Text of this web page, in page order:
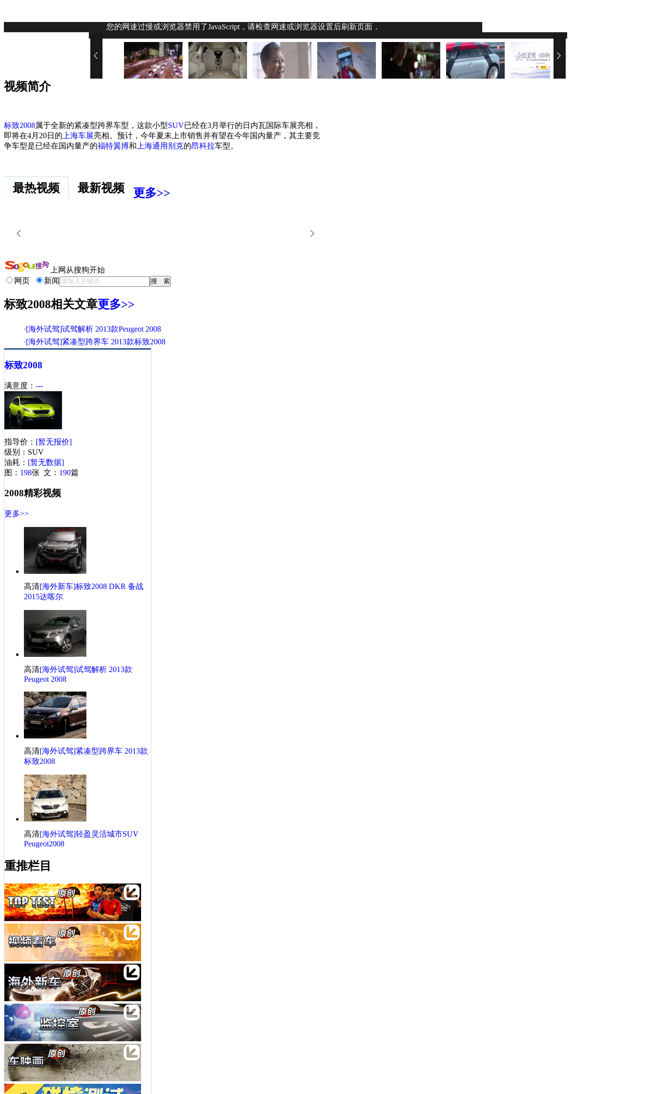
您的网速过慢或浏览器禁用了JavaScript，请检查网速或浏览器设置后刷新页面．
视频简介
标致2008属于全新的紧凑型跨界车型，这款小型SUV已经在3月举行的日内瓦国际车展亮相，
即将在4月20日的 上海车展亮相。预计，今年夏末上市销售并有望在今年国内量产，其主要竞
争车型是已经在国内量产的福特翼搏和 上海通用别克的昂科拉车型。
最热视频 最新视频 更多>>
上网从搜狗开始
网页
新闻
标致2008相关文章更多>>
·[海外试驾]试驾解析 2013款Peugeot 2008
·[海外试驾]紧凑型跨界车 2013款标致2008
·[海外试驾]快乐体现 跨界小SUV 标致2008
·
·[海外新车]新款城市SUV 2013款标致 2008
·[海外试驾]外媒试驾测评 新Peugeot 2008
·[海外试驾]外媒试驾 跨界小SUV 标致2008
·[海外新车]小型混动车型 2014款标致2008
·[海外评测]外媒静态测评2013款P标致2008
标致2008相关热帖
·标致2008怎么样？-记我的1年用车感受
·才提自潮2008就来交作业，版主求支持求精
·提标致2008，大小老婆一起回家
标致2008怎么样？-记我的0年用车感受
·车展实拍标致2008，浅析领航版
· 推荐买1.6L自动时尚版 标致2008全系导购
·标致2008试不可挡，抢先分享，求射。
标致2008
满意度： ---
指导价： [暂无报价]
级别：SUV
油耗： [暂无数据]
图： 198张 文： 190篇
2008精彩视频
更多>>
高清[海外新车]标致2008 DKR 备战
2015达喀尔
高清[海外试驾]试驾解析 2013款
Peugeot 2008
高清[海外试驾]紧凑型跨界车 2013款
标致2008
高清[海外试驾]轻盈灵活城市SUV
Peugeot2008
重推栏目